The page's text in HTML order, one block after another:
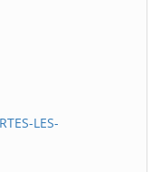
LES-